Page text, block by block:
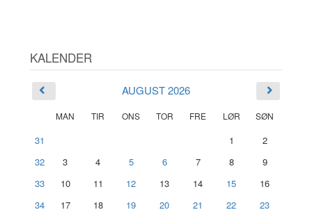
KALENDER
AUGUST 2026
MAN TIR ONS TOR FRE LØR SØN
31 1
2
32
3 4 5 6 7 8
9
33
10 11 12 13 14 15
16
34
17 18 19 20 21 22
23